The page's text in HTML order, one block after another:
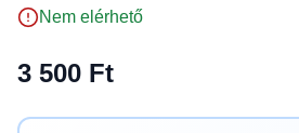
Nem elérhető
3 500 Ft